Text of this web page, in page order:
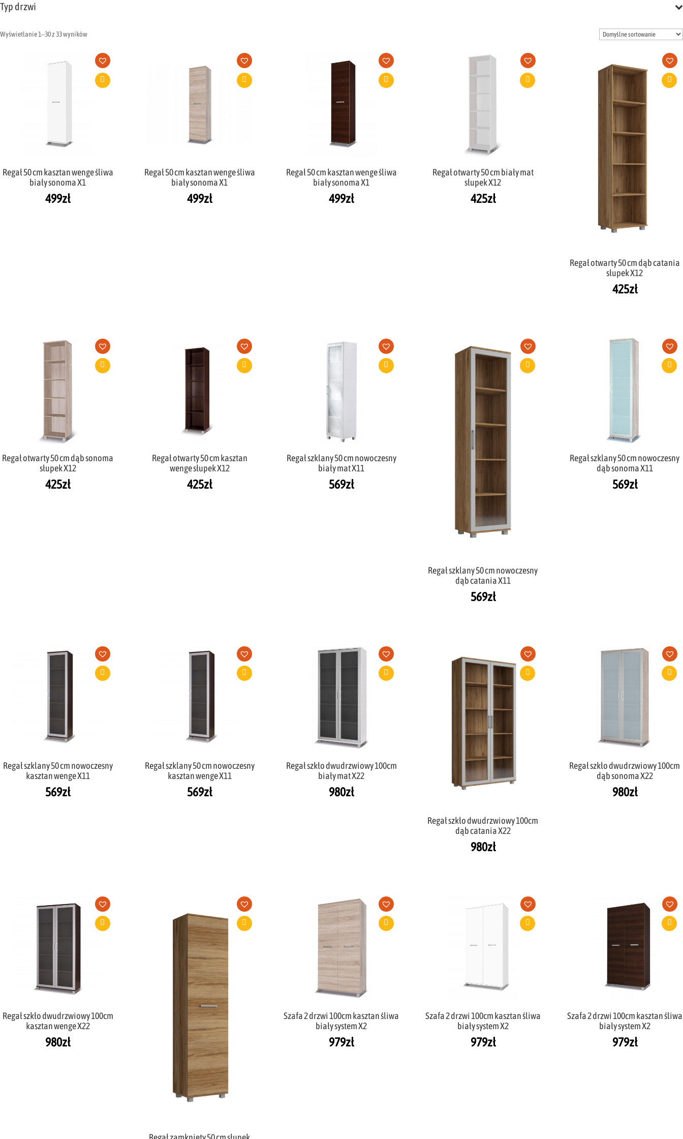
Typ drzwi
Wyświetlanie 1–30 z 33 wyników
Regał 50 cm kasztan wenge śliwa
biały sonoma X1
499zł
Regał 50 cm kasztan wenge śliwa
biały sonoma X1
499zł
Regał 50 cm kasztan wenge śliwa
biały sonoma X1
499zł
Regał otwarty 50 cm biały mat
słupek X12
425zł
Regał otwarty 50 cm dąb catania
słupek X12
425zł
Regał otwarty 50 cm dąb sonoma
słupek X12
425zł
Regał otwarty 50 cm kasztan
wenge słupek X12
425zł
Regał szklany 50 cm nowoczesny
biały mat X11
569zł
Regał szklany 50 cm nowoczesny
dąb catania X11
569zł
Regał szklany 50 cm nowoczesny
dąb sonoma X11
569zł
Regał szklany 50 cm nowoczesny
kasztan wenge X11
569zł
Regał szklany 50 cm nowoczesny
kasztan wenge X11
569zł
Regał szkło dwudrzwiowy 100cm
biały mat X22
980zł
Regał szkło dwudrzwiowy 100cm
dąb catania X22
980zł
Regał szkło dwudrzwiowy 100cm
dąb sonoma X22
980zł
Regał szkło dwudrzwiowy 100cm
kasztan wenge X22
980zł
Szafa 2 drzwi 100cm kasztan śliwa
biały system X2
979zł
Szafa 2 drzwi 100cm kasztan śliwa
biały system X2
979zł
Szafa 2 drzwi 100cm kasztan śliwa
biały system X2
979zł